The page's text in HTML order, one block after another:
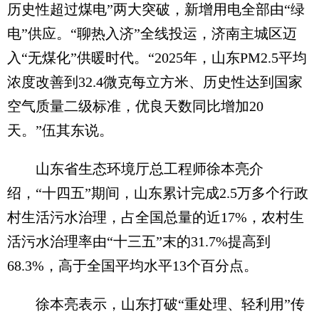
历史性超过煤电”两大突破，新增用电全部由“绿
电”供应。“聊热入济”全线投运，济南主城区迈
入“无煤化”供暖时代。“2025年，山东PM2.5平均
浓度改善到32.4微克每立方米、历史性达到国家
空气质量二级标准，优良天数同比增加20
天。”伍其东说。
山东省生态环境厅总工程师徐本亮介
绍，“十四五”期间，山东累计完成2.5万多个行政
村生活污水治理，占全国总量的近17%，农村生
活污水治理率由“十三五”末的31.7%提高到
68.3%，高于全国平均水平13个百分点。
徐本亮表示，山东打破“重处理、轻利用”传